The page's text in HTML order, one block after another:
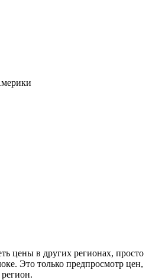
цены в других регионах, просто
Это только предпросмотр цен,